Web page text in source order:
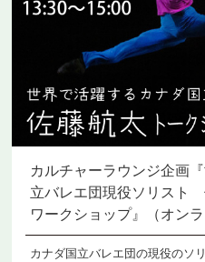
カルチャーラウンジ企画
立バレエ団現役ソリスト
ワークショップ』（オン
カナダ国立バレエ団の現役のソ